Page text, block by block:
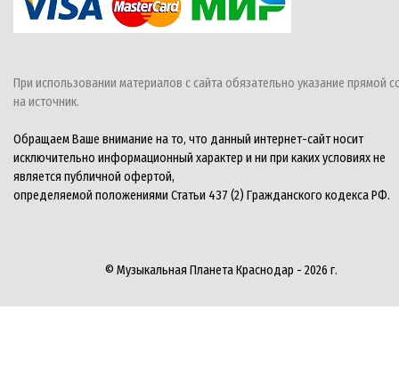
При использовании материалов с сайта обязательно указание прямой
на источник.
Обращаем Ваше внимание на то, что данный интернет-сайт носит
исключительно информационный характер и ни при каких условиях не
является публичной офертой,
определяемой положениями Статьи 437 (2) Гражданского кодекса РФ.
© Музыкальная Планета Краснодар - 2026 г.